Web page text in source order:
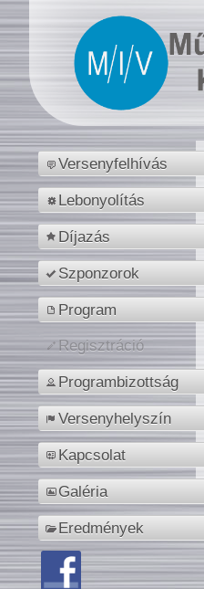
Versenyfelhívás
Lebonyolítás
Díjazás
Szponzorok
Program
Regisztráció
Programbizottság
Versenyhelyszín
Kapcsolat
Galéria
Eredmények